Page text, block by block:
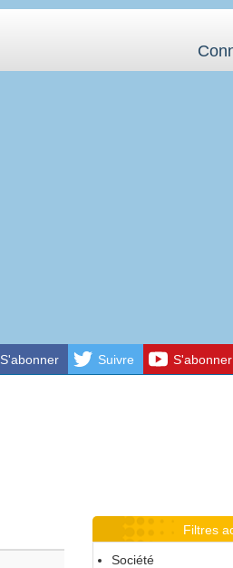
S'abonner Suivre S'abonner
Filtres
Société